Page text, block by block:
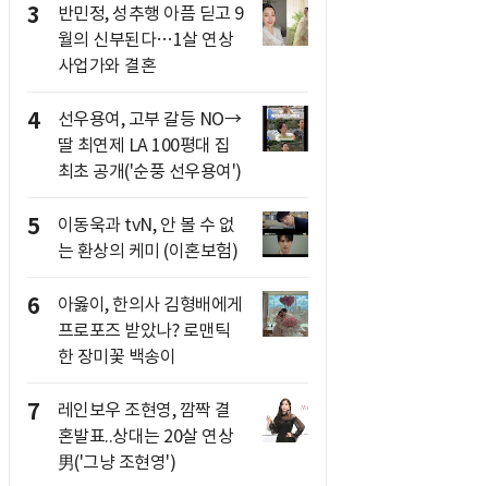
3
반민정, 성추행 아픔 딛고 9
월의 신부된다…1살 연상
사업가와 결혼
4
선우용여, 고부 갈등 NO→
딸 최연제 LA 100평대 집
최초 공개('순풍 선우용여')
5
이동욱과 tvN, 안 볼 수 없
는 환상의 케미 (이혼보험)
6
아옳이, 한의사 김형배에게
프로포즈 받았나? 로맨틱
한 장미꽃 백송이
7
레인보우 조현영, 깜짝 결
혼발표..상대는 20살 연상
男('그냥 조현영')